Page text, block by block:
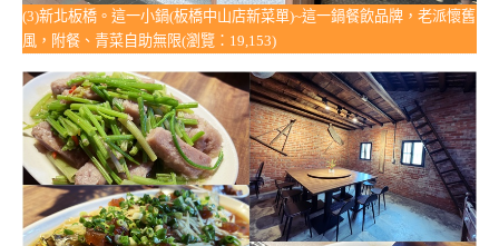
(3)新北板橋。這一小鍋(板橋中山店新菜單)~這一鍋餐飲品牌，老派懷舊
風，附餐、青菜自助無限(瀏覽：19,153)